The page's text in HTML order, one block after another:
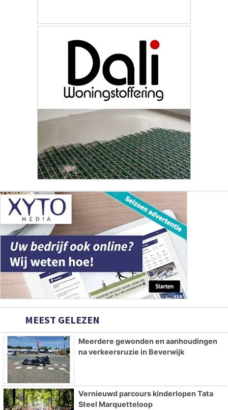
MEEST GELEZEN
Meerdere gewonden en aanhoudingen
na verkeersruzie in Beverwijk
Vernieuwd parcours kinderlopen Tata
Steel Marquetteloop